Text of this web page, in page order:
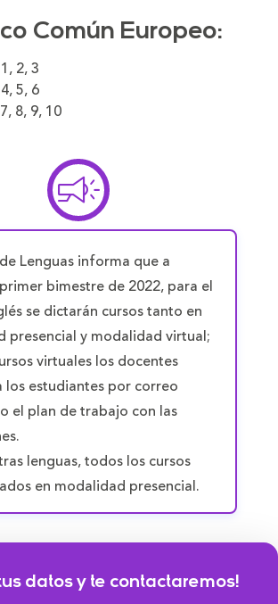
Común Europeo:
2, 3
5, 6
8, 9, 10
Lenguas informa que a
bimestre de 2022, para el
se dictarán cursos tanto en
presencial y modalidad virtual;
virtuales los docentes
los estudiantes por correo
el plan de trabajo con las
lenguas, todos los cursos
en modalidad presencial.
datos y te contactaremos!